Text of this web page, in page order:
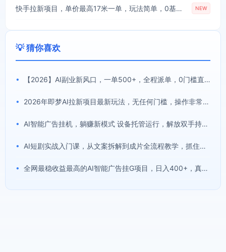
快手拉新项目，单价最高17米一单，玩法简单，0基础也能轻松上手(更新08月07日) NEW
💡 猜你喜欢
• 【2026】AI副业新风口，一单500+，全程派单，0门槛直接干
• 2026年即梦AI拉新项目最新玩法，无任何门槛，操作非常简单，人人都可做，拉新佣金最高13米每单(更新08月07日)
• AI智能广告挂机，躺赚新模式 设备托管运行，解放双手持续变现
• AI短剧实战入门课，从文案拆解到成片全流程教学，抓住短剧流量变现风口
• 全网最稳收益最高的AI智能广告挂G项目，日入400+，真正的躺賺项目【揭秘】